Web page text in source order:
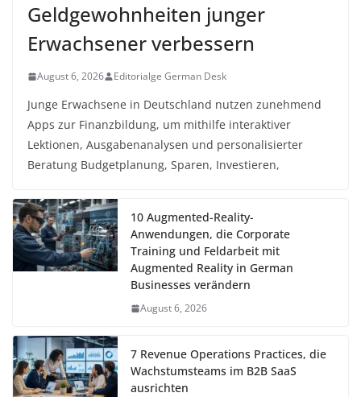
Geldgewohnheiten junger
Erwachsener verbessern
August 6, 2026 Editorialge German Desk
Junge Erwachsene in Deutschland nutzen zunehmend
Apps zur Finanzbildung, um mithilfe interaktiver
Lektionen, Ausgabenanalysen und personalisierter
Beratung Budgetplanung, Sparen, Investieren,
10 Augmented-Reality-
Anwendungen, die Corporate
Training und Feldarbeit mit
Augmented Reality in German
Businesses verändern
August 6, 2026
7 Revenue Operations Practices, die
Wachstumsteams im B2B SaaS
ausrichten